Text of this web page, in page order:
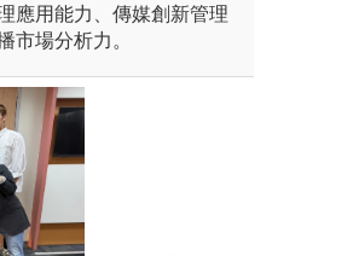
應用能力、傳媒創新管理
市場分析力。